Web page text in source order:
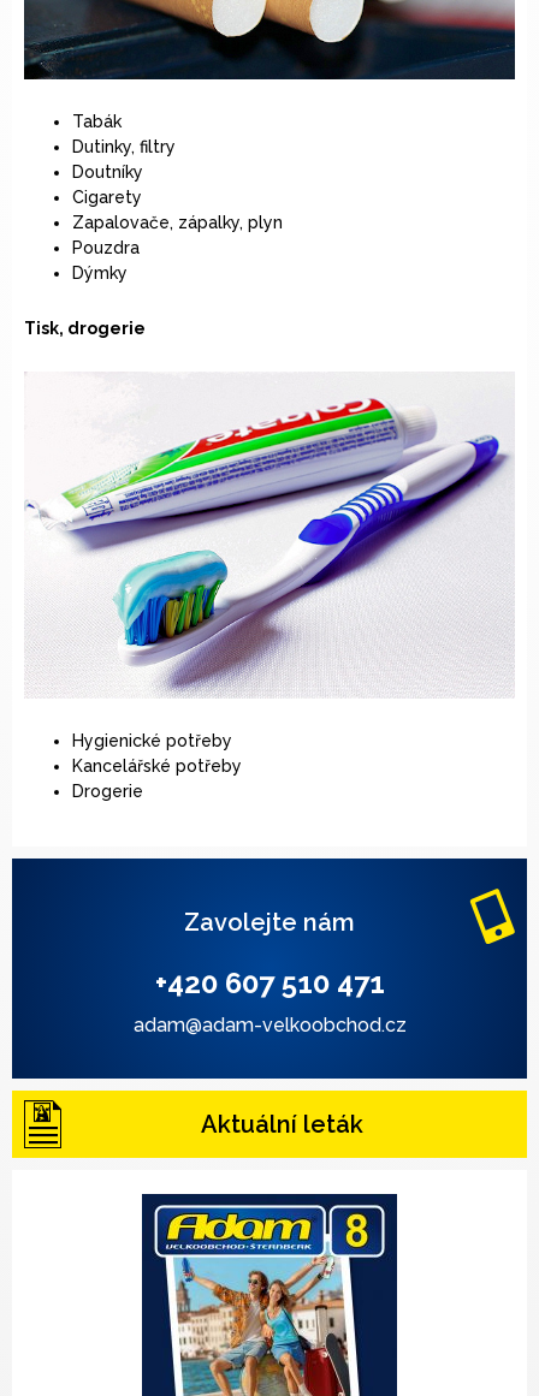
Tabák
Dutinky, filtry
Doutníky
Cigarety
Zapalovače, zápalky, plyn
Pouzdra
Dýmky
Tisk, drogerie
Hygienické potřeby
Kancelářské potřeby
Drogerie
Zavolejte nám
+420 607 510 471
adam@adam-velkoobchod.cz
Aktuální leták